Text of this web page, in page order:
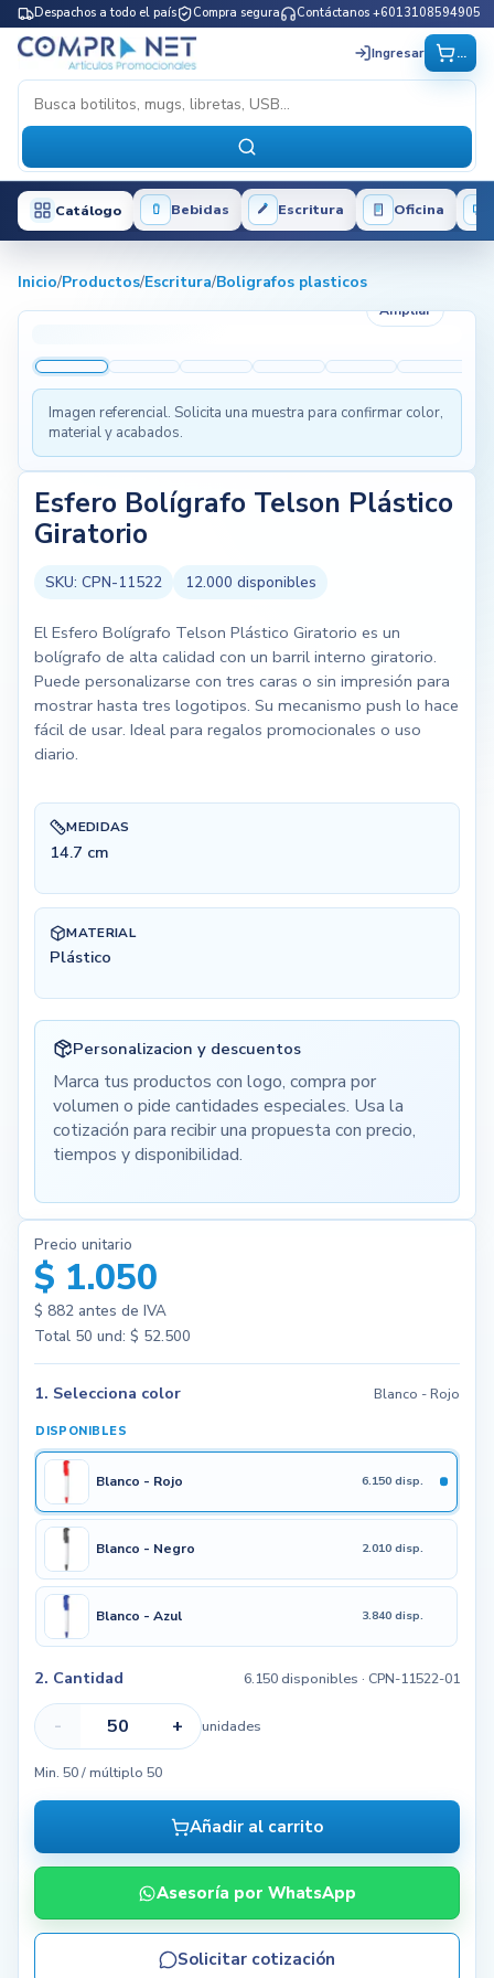
Despachos a todo el país Compra segura Contáctanos +6013108594905
Ingresar ...
Catálogo Bebidas Escritura Oficina
Inicio/Productos/Escritura/Boligrafos plasticos
Ampliar
Imagen referencial. Solicita una muestra para confirmar color,
material y acabados.
Esfero Bolígrafo Telson Plástico
Giratorio
SKU: CPN-11522 12.000 disponibles
El Esfero Bolígrafo Telson Plástico Giratorio es un
bolígrafo de alta calidad con un barril interno giratorio.
Puede personalizarse con tres caras o sin impresión para
mostrar hasta tres logotipos. Su mecanismo push lo hace
fácil de usar. Ideal para regalos promocionales o uso
diario.
MEDIDAS
14.7 cm
MATERIAL
Plástico
Personalizacion y descuentos
Marca tus productos con logo, compra por
volumen o pide cantidades especiales. Usa la
cotización para recibir una propuesta con precio,
tiempos y disponibilidad.
Precio unitario
$ 1.050
$ 882antes de IVA
Total 50 und: $ 52.500
1. Selecciona color Blanco - Rojo
DISPONIBLES
Blanco - Rojo 6.150 disp.
Blanco - Negro 2.010 disp.
Blanco - Azul 3.840 disp.
2. Cantidad 6.150 disponibles · CPN-11522-01
- + unidades
Min. 50 / múltiplo 50
Añadir al carrito
Asesoría por WhatsApp
Solicitar cotización